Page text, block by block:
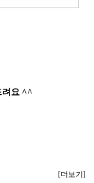
려요 ^^
[더보기]